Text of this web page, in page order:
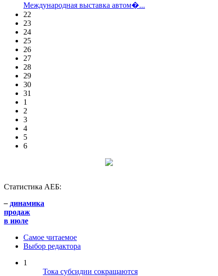
Международная выставка автом�...
22
23
24
25
26
27
28
29
30
31
1
2
3
4
5
6
Статистика АЕБ:
– динамика
продаж
в июле
Самое читаемое
Выбор редактора
1
Тока субсидии сокращаются